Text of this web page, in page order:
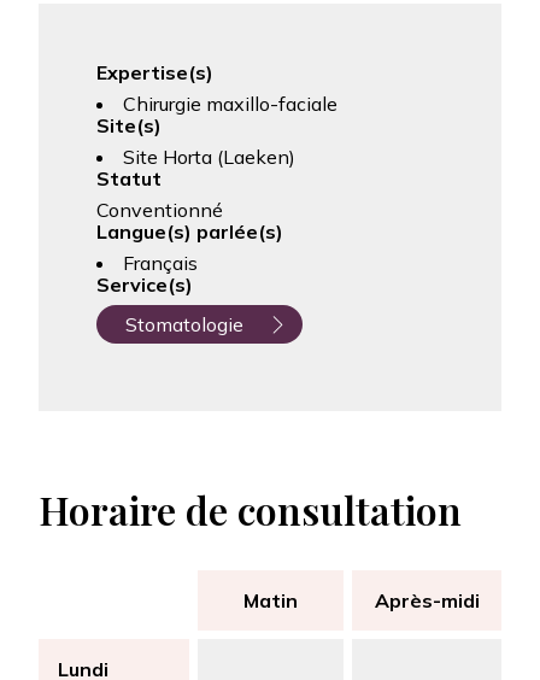
Expertise(s)
Chirurgie maxillo-faciale
Site(s)
Site Horta (Laeken)
Statut
Conventionné
Langue(s) parlée(s)
Français
Service(s)
Stomatologie
Horaire de consultation
Matin Après-midi
Lundi